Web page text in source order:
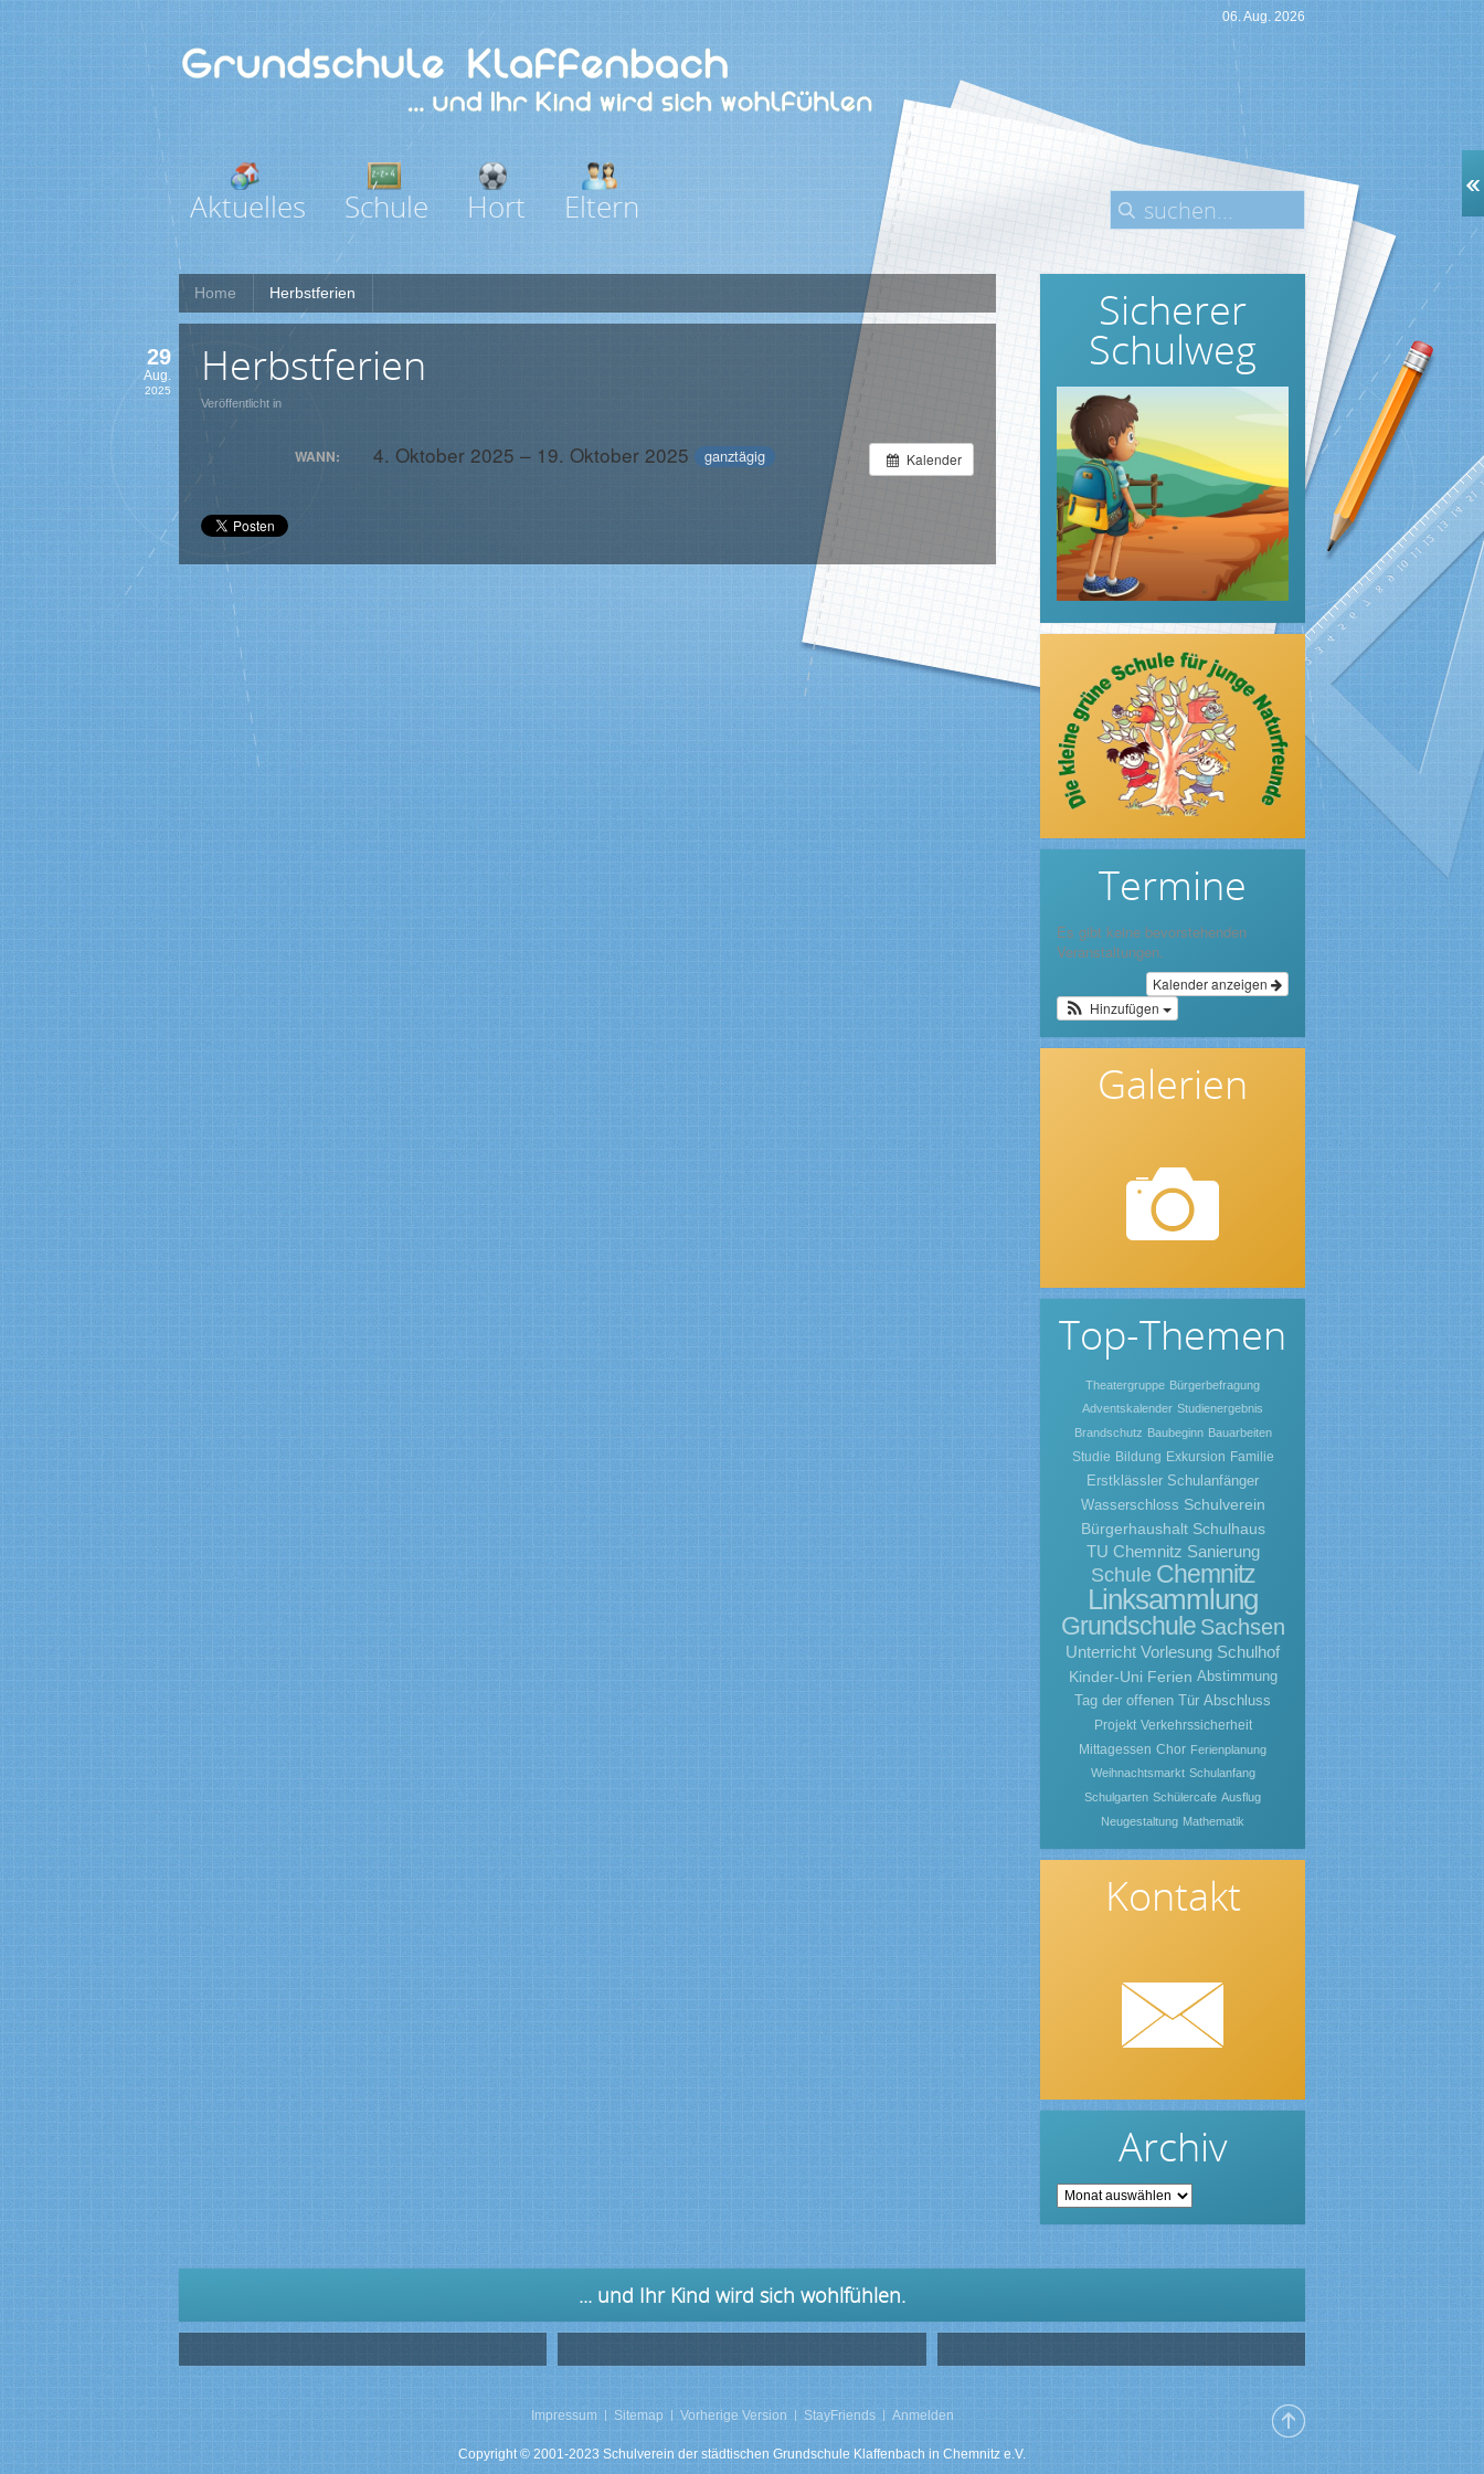
06. Aug. 2026
Aktuelles Schule Hort Eltern
Home Herbstferien
29
Aug.
2025 Herbstferien
Veröffentlicht in
Kalender
WANN: 4. Oktober 2025 – 19. Oktober 2025 ganztägig
Sicherer
Schulweg
Termine
Es gibt keine bevorstehenden
Veranstaltungen.
Kalender anzeigen
Hinzufügen
Galerien
Top-Themen
Theatergruppe Bürgerbefragung
Adventskalender Studienergebnis
Brandschutz Baubeginn Bauarbeiten
Studie Bildung Exkursion Familie
Erstklässler Schulanfänger
Wasserschloss Schulverein
Bürgerhaushalt Schulhaus
TU Chemnitz Sanierung
Schule Chemnitz
Linksammlung
Grundschule Sachsen
Unterricht Vorlesung Schulhof
Kinder-Uni Ferien Abstimmung
Tag der offenen Tür Abschluss
Projekt Verkehrssicherheit
Mittagessen Chor Ferienplanung
Weihnachtsmarkt Schulanfang
Schulgarten Schülercafe Ausflug
Neugestaltung Mathematik
Kontakt
Archiv
Archiv
... und Ihr Kind wird sich wohlfühlen.
Impressum Sitemap Vorherige Version StayFriends Anmelden
Copyright © 2001-2023 Schulverein der städtischen Grundschule Klaffenbach in Chemnitz e.V.